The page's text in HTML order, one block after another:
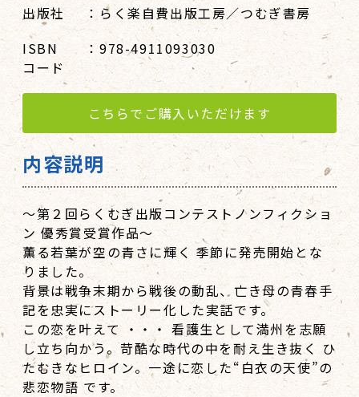
出版社
：らく楽自費出版工房／つむぎ書房
ISBN
コード
：978-4911093030
こちらでご購入いただけます
内容説明
～第２回らくむぎ出版コンテストノンフィクショ
ン 優秀賞受賞作品～
薫る若葉が空の青さに輝く 季節に発売開始とな
りました。
背景は戦争末期から戦後の動乱、亡き母の青春手
記を忠実にストーリー化した実話です。
この恋を叶えて ・・・ 看護生として満州を志願
し立ち向かう。苛酷な時代の中を耐え生き抜く ひ
たむきなヒロイン。一途に恋した“白衣の天使”の
悲恋物語 です。